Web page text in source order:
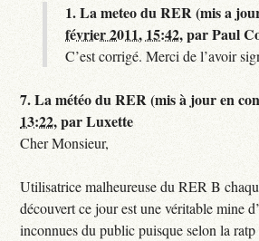
1.La meteo du RER (mis a
février 2011, 15:42,parPaul
C’est corrigé. Merci de l’avoir
7.La météo du RER (mis à jour en
13:22,parLuxette
Cher Monsieur,
Utilisatrice malheureuse du RER B
découvert ce jour est une véritable mine
inconnues du public puisque selon la